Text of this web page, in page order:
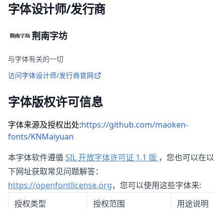
字体设计师/发行商
荆南字坊
与字体有关的一切
访问字体设计师/发行商官网
字体版权许可信息
字体来源及授权出处:https://github.com/maoken-
fonts/KNMaiyuan
本字体软件遵循SIL 开放字体许可证 1.1 版 ，您也可以在以
下网址获取常见问题解答：
https://openfontlicense.org，您可以使用这些字体来:
授权类型
授权范围 用途说明